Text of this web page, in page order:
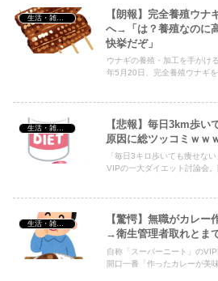
Powered by livedoor 相互RSS
【朗報】完全養殖ウ
へ→「は？養殖なのに
快挙だぞ」
ウナギの養殖・加工を手がけ
年5月20日、完全養殖ウナギを
【悲報】毎日3km歩い
原因に総ツッコミｗｗ
「毎日3キロ歩いても痩せな
VIPの一大ダイエット討論会。
【驚愕】無職がカレ
→衛生管理者取れとま
自称「スーパーニート」の
開口一番「作ったカレーが美